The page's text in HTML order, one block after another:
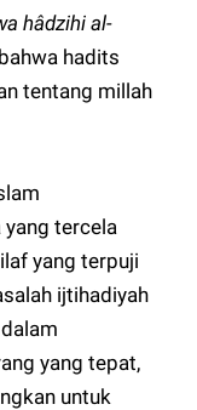
hâdzihi al-
hadits
tentang millah
yang tercela
yang terpuji
ijtihadiyah
yang tepat,
untuk